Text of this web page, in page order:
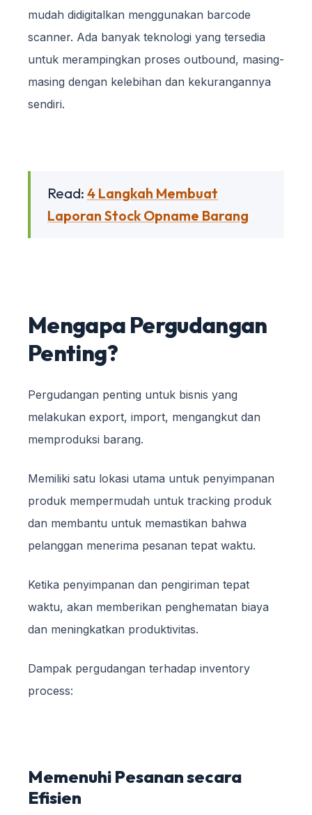
mudah didigitalkan menggunakan barcode
scanner. Ada banyak teknologi yang tersedia
untuk merampingkan proses outbound, masing-
masing dengan kelebihan dan kekurangannya
sendiri.
Read: 4 Langkah Membuat
Laporan Stock Opname Barang
Mengapa Pergudangan
Penting?
Pergudangan penting untuk bisnis yang
melakukan export, import, mengangkut dan
memproduksi barang.
Memiliki satu lokasi utama untuk penyimpanan
produk mempermudah untuk tracking produk
dan membantu untuk memastikan bahwa
pelanggan menerima pesanan tepat waktu.
Ketika penyimpanan dan pengiriman tepat
waktu, akan memberikan penghematan biaya
dan meningkatkan produktivitas.
Dampak pergudangan terhadap inventory
process:
Memenuhi Pesanan secara
Efisien